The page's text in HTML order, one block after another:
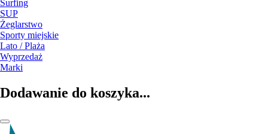
Surfing
SUP
Żeglarstwo
Sporty miejskie
Lato / Plaża
Wyprzedaż
Marki
Dodawanie do koszyka...